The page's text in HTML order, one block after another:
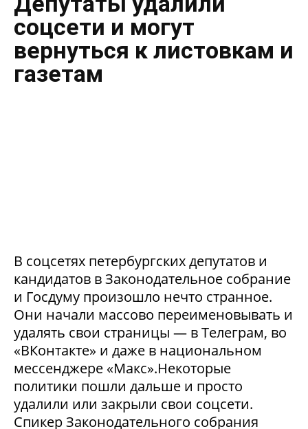
соцсети и могут
вернуться к листовкам и
газетам
В соцсетях петербургских депутатов и
кандидатов в Законодательное собрание
и Госдуму произошло нечто странное.
Они начали массово переименовывать и
удалять свои страницы — в Телеграм, во
«ВКонтакте» и даже в национальном
мессенджере «Макс».Некоторые
политики пошли дальше и просто
удалили или закрыли свои соцсети.
Спикер Законодательного собрания